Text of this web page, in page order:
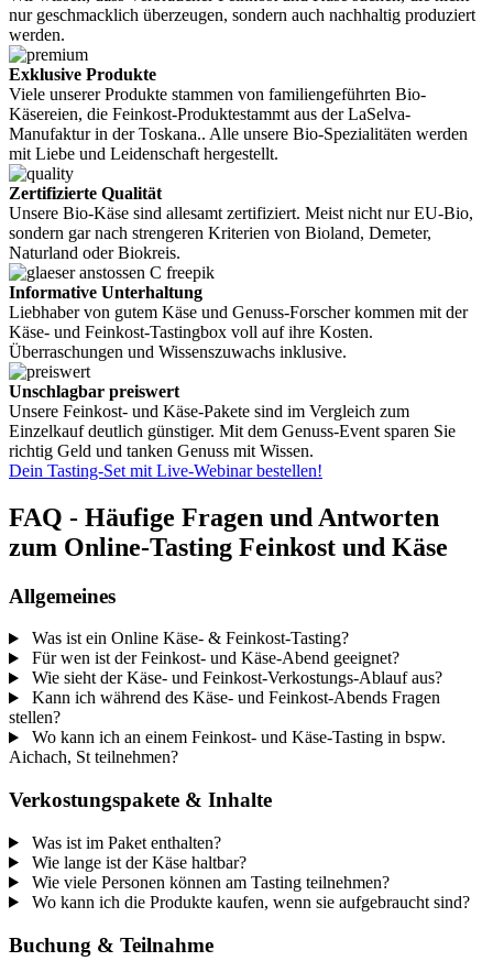
nur geschmacklich überzeugen, sondern auch nachhaltig produziert
werden.
Exklusive Produkte
Viele unserer Produkte stammen von familiengeführten Bio-
Käsereien, die Feinkost-Produktestammt aus der LaSelva-
Manufaktur in der Toskana.. Alle unsere Bio-Spezialitäten werden
mit Liebe und Leidenschaft hergestellt.
Zertifizierte Qualität
Unsere Bio-Käse sind allesamt zertifiziert. Meist nicht nur EU-Bio,
sondern gar nach strengeren Kriterien von Bioland, Demeter,
Naturland oder Biokreis.
Informative Unterhaltung
Liebhaber von gutem Käse und Genuss-Forscher kommen mit der
Käse- und Feinkost-Tastingbox voll auf ihre Kosten.
Überraschungen und Wissenszuwachs inklusive.
Unschlagbar preiswert
Unsere Feinkost- und Käse-Pakete sind im Vergleich zum
Einzelkauf deutlich günstiger. Mit dem Genuss-Event sparen Sie
richtig Geld und tanken Genuss mit Wissen.
Dein Tasting-Set mit Live-Webinar bestellen!
FAQ - Häufige Fragen und Antworten
zum Online-Tasting Feinkost und Käse
Allgemeines
Was ist ein Online Käse- & Feinkost-Tasting?
Für wen ist der Feinkost- und Käse-Abend geeignet?
Wie sieht der Käse- und Feinkost-Verkostungs-Ablauf aus?
Kann ich während des Käse- und Feinkost-Abends Fragen
stellen?
Wo kann ich an einem Feinkost- und Käse-Tasting in bspw.
Aichach, St teilnehmen?
Verkostungspakete & Inhalte
Was ist im Paket enthalten?
Wie lange ist der Käse haltbar?
Wie viele Personen können am Tasting teilnehmen?
Wo kann ich die Produkte kaufen, wenn sie aufgebraucht sind?
Buchung & Teilnahme